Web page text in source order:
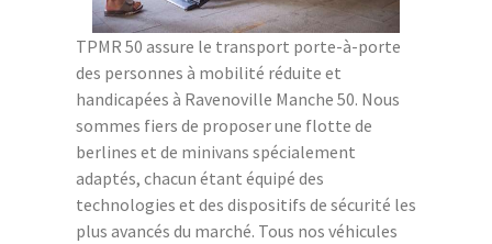
TPMR 50 assure le transport porte-à-porte
des personnes à mobilité réduite et
handicapées à Ravenoville Manche 50. Nous
sommes fiers de proposer une flotte de
berlines et de minivans spécialement
adaptés, chacun étant équipé des
technologies et des dispositifs de sécurité les
plus avancés du marché. Tous nos véhicules